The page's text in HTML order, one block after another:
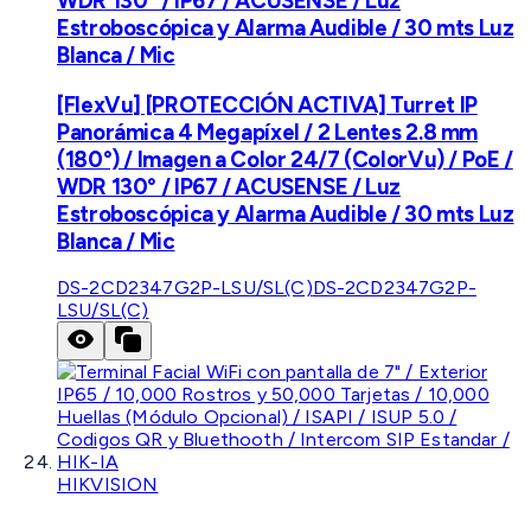
Estroboscópica y Alarma Audible / 30 mts Luz
Blanca / Mic
[FlexVu] [PROTECCIÓN ACTIVA] Turret IP
Panorámica 4 Megapíxel / 2 Lentes 2.8 mm
(180°) / Imagen a Color 24/7 (ColorVu) / PoE /
WDR 130° / IP67 / ACUSENSE / Luz
Estroboscópica y Alarma Audible / 30 mts Luz
Blanca / Mic
DS-2CD2347G2P-LSU/SL(C)DS-2CD2347G2P-
LSU/SL(C)
HIKVISION